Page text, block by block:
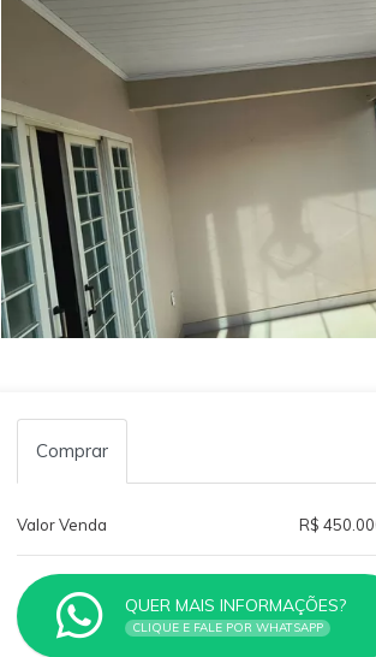
Comprar
Valor Venda R$
QUER MAIS INFORMAÇÕES?
CLIQUE E FALE POR WHATSAPP